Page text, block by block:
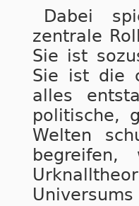
Dabei
zentrale
Sie ist
Sie ist die
alles
politische,
Welten